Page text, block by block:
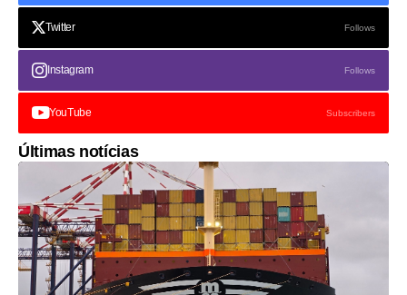
Twitter Follows
Instagram Follows
YouTube Subscribers
Últimas notícias